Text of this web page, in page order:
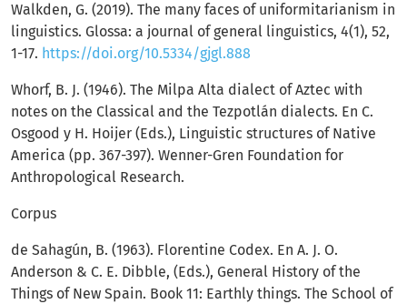
Walkden, G. (2019). The many faces of uniformitarianism in
linguistics. Glossa: a journal of general linguistics, 4(1), 52,
1-17. https://doi.org/10.5334/gjgl.888
Whorf, B. J. (1946). The Milpa Alta dialect of Aztec with
notes on the Classical and the Tezpotlán dialects. En C.
Osgood y H. Hoijer (Eds.), Linguistic structures of Native
America (pp. 367-397). Wenner-Gren Foundation for
Anthropological Research.
Corpus
de Sahagún, B. (1963). Florentine Codex. En A. J. O.
Anderson & C. E. Dibble, (Eds.), General History of the
Things of New Spain. Book 11: Earthly things. The School of